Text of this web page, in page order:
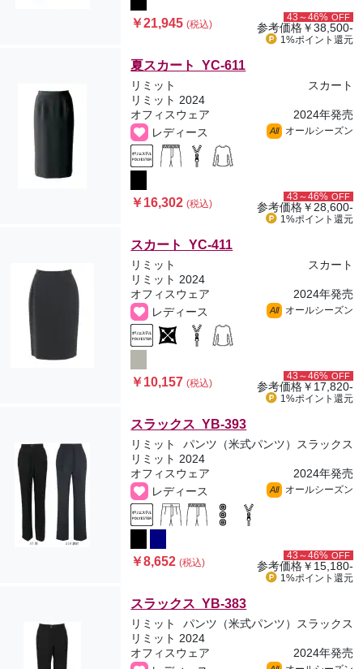
￥21,945(税込)
43～46% OFF
参考価格￥38,500-
1%ポイント 還元
夏スカート YC-611
リミット
スカート
リミット 2024
オフィスウェア
2024年発売
レディース
All オールシーズン
￥16,302(税込)
43～46% OFF
参考価格￥28,600-
1%ポイント 還元
スカート YC-411
リミット
スカート
リミット 2024
オフィスウェア
2024年発売
レディース
All オールシーズン
￥10,157(税込)
43～46% OFF
参考価格￥17,820-
1%ポイント 還元
スラックス YB-393
リミット
パンツ（米式パンツ）スラックス
リミット 2024
オフィスウェア
2024年発売
レディース
All オールシーズン
￥8,652(税込)
43～46% OFF
参考価格￥15,180-
1%ポイント 還元
スラックス YB-383
リミット
パンツ（米式パンツ）スラックス
リミット 2024
オフィスウェア
2024年発売